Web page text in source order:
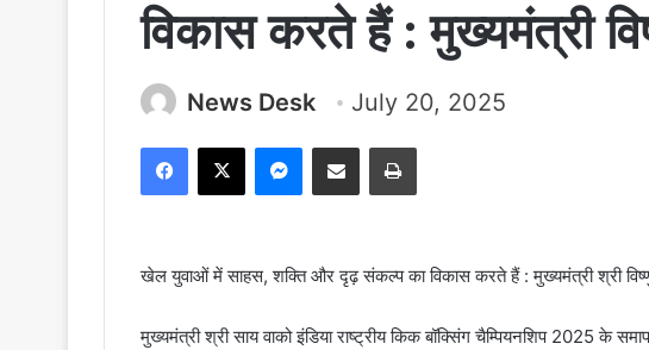
विकास करते हैं : मुख्यमंत्री
News Desk July 20, 2025
Facebook
X Messenger
Share via Email Print
खेल युवाओं में साहस, शक्ति और दृढ़ संकल्प का विकास करते हैं : मुख्यमंत्री श्री
मुख्यमंत्री श्री साय वाको इंडिया राष्ट्रीय किक बॉक्सिंग चैम्पियनशिप 2025 के